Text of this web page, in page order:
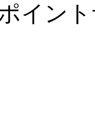
イン